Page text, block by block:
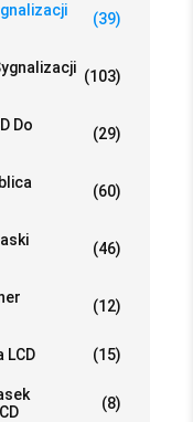
(39)
(103)
Do
(29)
(60)
(46)
(12)
LCD (15)
(8)